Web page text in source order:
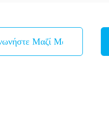
Μαζί Μας